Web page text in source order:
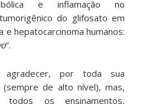
e inflamação no
do glifosato em
e hepatocarcinoma humanos:
”.
por toda sua
(sempre de alto nível), mas,
todos os ensinamentos,